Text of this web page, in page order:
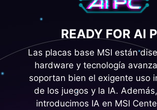
READY FOR AI
Las placas base MSI están
hardware y tecnología
soportan bien el exigente uso
de los juegos y la IA.
introducimos IA en MSI